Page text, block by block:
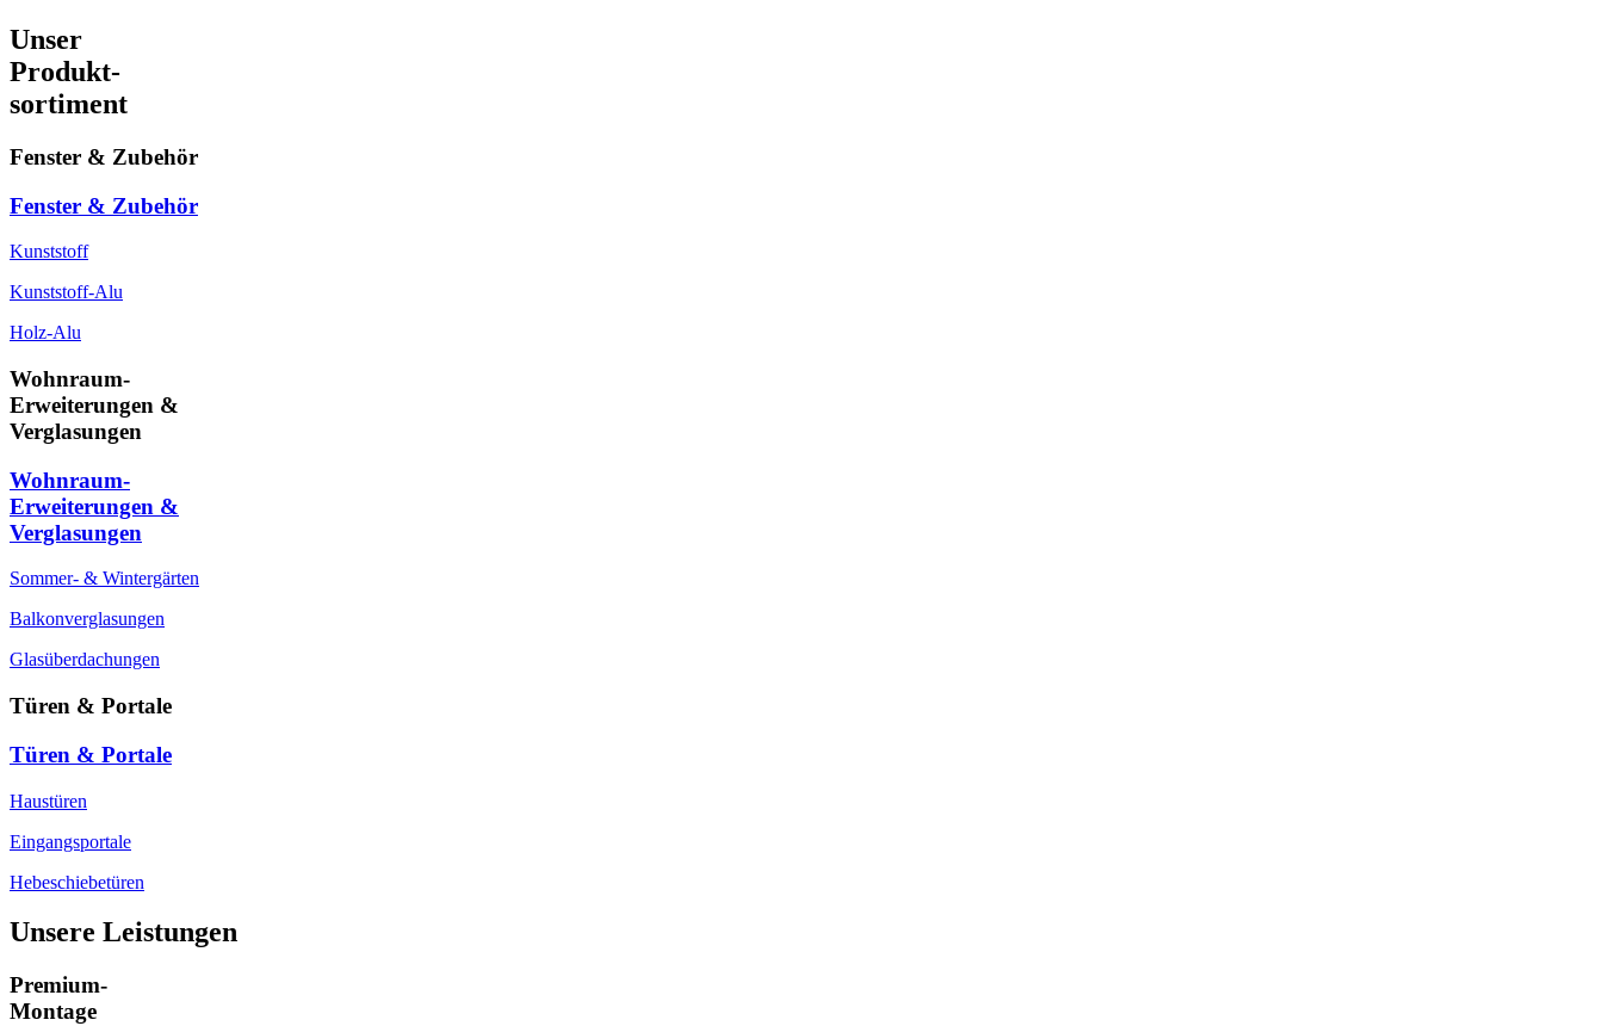
Unser
Produkt-
sortiment
Fenster & Zubehör
Fenster & Zubehör
Kunststoff
Kunststoff-Alu
Holz-Alu
Wohnraum-
Erweiterungen &
Verglasungen
Wohnraum-
Erweiterungen &
Verglasungen
Sommer- & Wintergärten
Balkonverglasungen
Glasüberdachungen
Türen & Portale
Türen & Portale
Haustüren
Eingangsportale
Hebeschiebetüren
Unsere Leistungen
Premium-
Montage